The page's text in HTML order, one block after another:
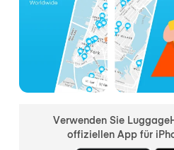
Verwenden Sie
offiziellen App für